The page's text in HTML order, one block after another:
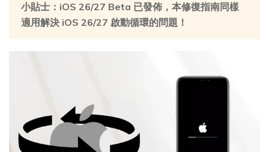
小貼士：iOS 26/27 Beta 已發佈，本修復指南同樣
適用解決 iOS 26/27 啟動循環的問題！